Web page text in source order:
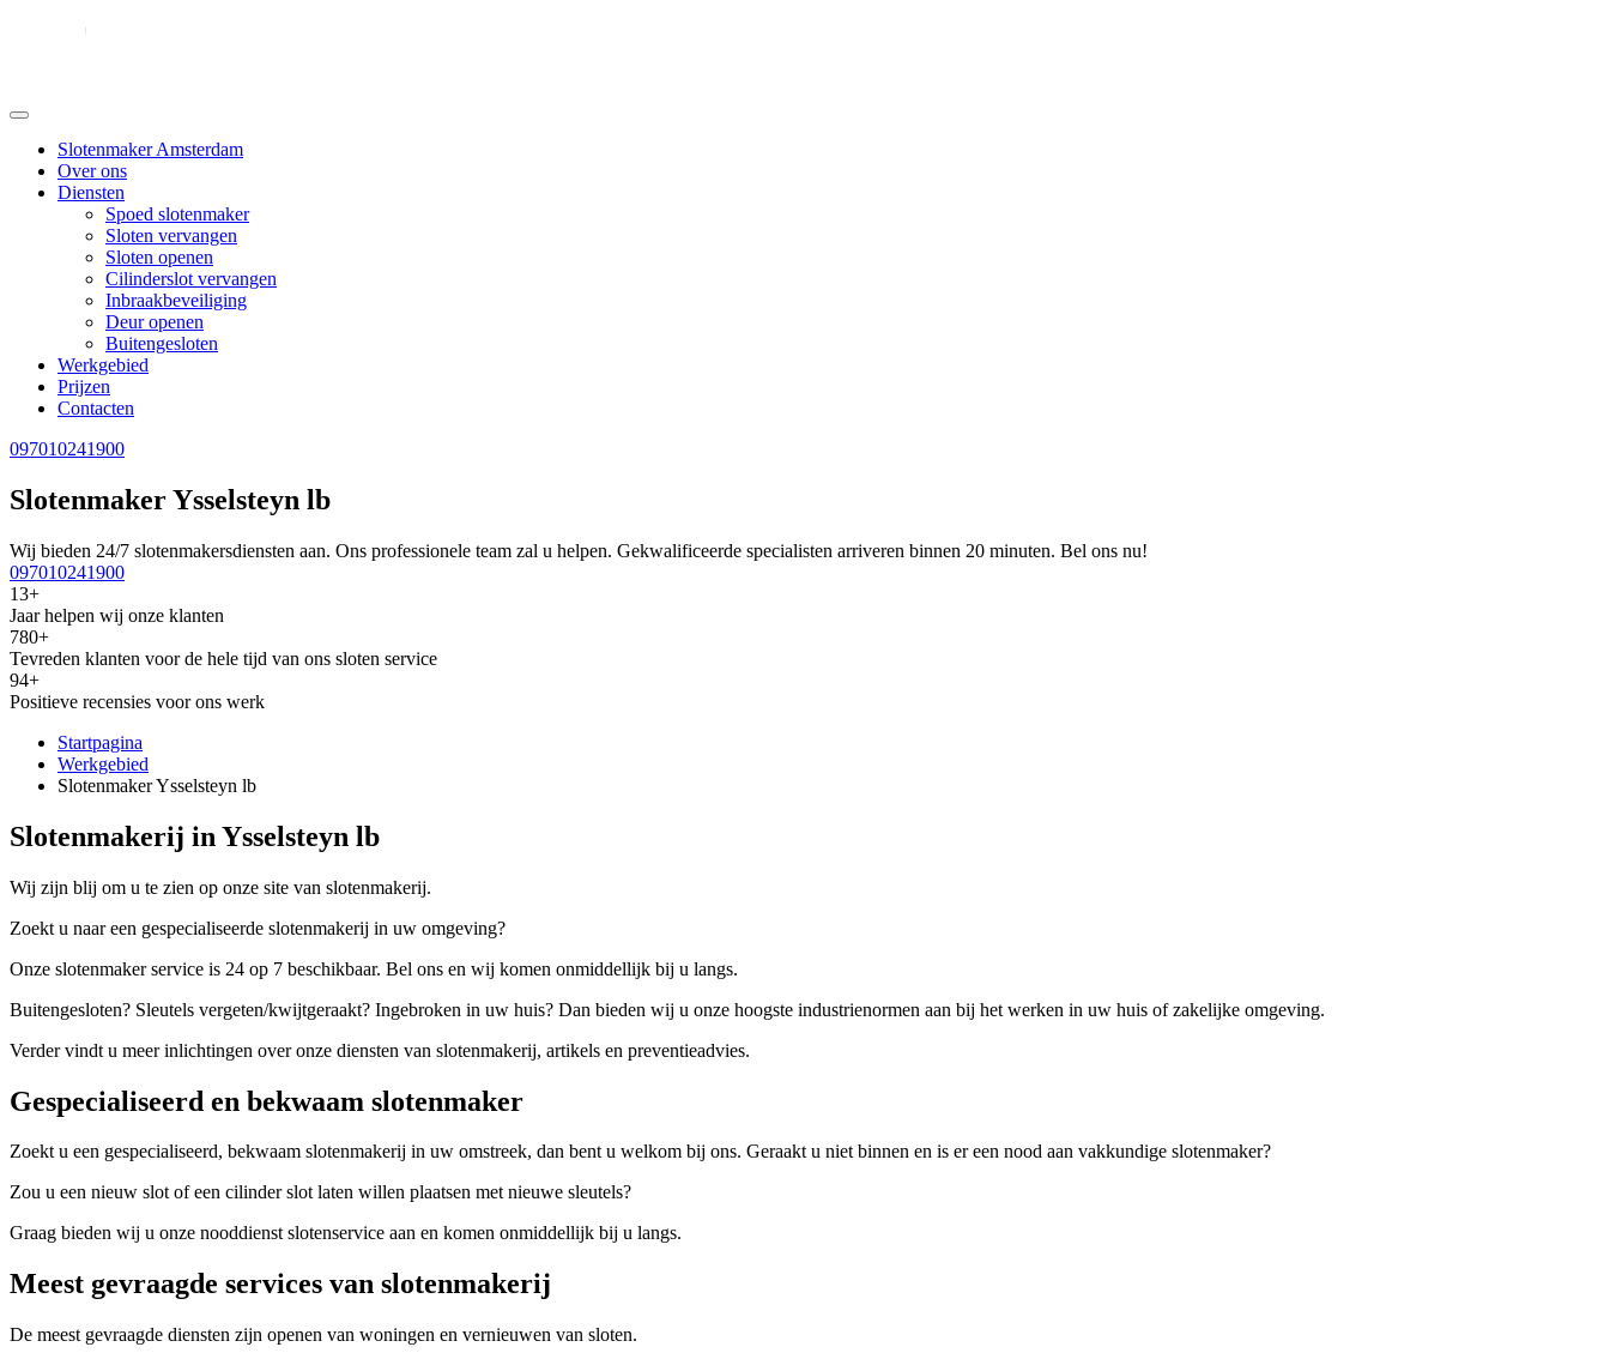
Slotenmaker Amsterdam
Over ons
Diensten
Spoed slotenmaker
Sloten vervangen
Sloten openen
Cilinderslot vervangen
Inbraakbeveiliging
Deur openen
Buitengesloten
Werkgebied
Prijzen
Contacten
097010241900
Slotenmaker Ysselsteyn lb
Wij bieden 24/7 slotenmakersdiensten aan. Ons professionele team zal u helpen. Gekwalificeerde specialisten arriveren binnen 20 minuten. Bel ons nu!
097010241900
13+
Jaar helpen wij onze klanten
780+
Tevreden klanten voor de hele tijd van ons sloten service
94+
Positieve recensies voor ons werk
Startpagina
Werkgebied
Slotenmaker Ysselsteyn lb
Slotenmakerij in Ysselsteyn lb
Wij zijn blij om u te zien op onze site van slotenmakerij.
Zoekt u naar een gespecialiseerde slotenmakerij in uw omgeving?
Onze slotenmaker service is 24 op 7 beschikbaar. Bel ons en wij komen onmiddellijk bij u langs.
Buitengesloten? Sleutels vergeten/kwijtgeraakt? Ingebroken in uw huis? Dan bieden wij u onze hoogste industrienormen aan bij het werken in uw huis of zakelijke omgeving.
Verder vindt u meer inlichtingen over onze diensten van slotenmakerij, artikels en preventieadvies.
Gespecialiseerd en bekwaam slotenmaker
Zoekt u een gespecialiseerd, bekwaam slotenmakerij in uw omstreek, dan bent u welkom bij ons. Geraakt u niet binnen en is er een nood aan vakkundige slotenmaker?
Zou u een nieuw slot of een cilinder slot laten willen plaatsen met nieuwe sleutels?
Graag bieden wij u onze nooddienst slotenservice aan en komen onmiddellijk bij u langs.
Meest gevraagde services van slotenmakerij
De meest gevraagde diensten zijn openen van woningen en vernieuwen van sloten.